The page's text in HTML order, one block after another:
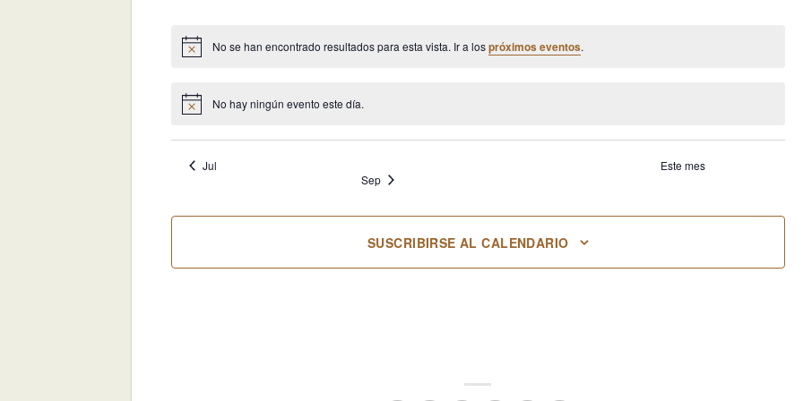
Aviso No se han encontrado resultados para esta vista. Ir a lospróximos eventos.
Aviso No hay ningún evento este día.
Jul
Este mes
Sep
SUSCRIBIRSE AL CALENDARIO